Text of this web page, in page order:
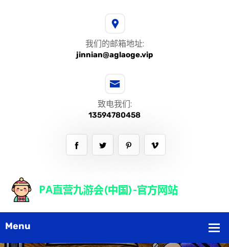
我们的邮箱地址:
jinnian@aglaoge.vip
致电我们:
13594780458